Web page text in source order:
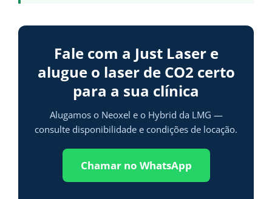
Fale com a Just Laser e
alugue o laser de CO2 certo
para a sua clínica
Alugamos o Neoxel e o Hybrid da LMG —
consulte disponibilidade e condições de locação.
Chamar no WhatsApp